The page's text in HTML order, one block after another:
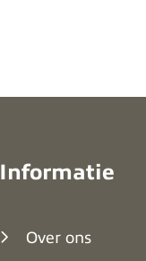
Informatie
Over ons